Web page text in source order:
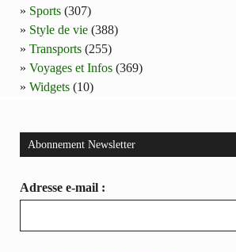
Sports (307)
Style de vie (388)
Transports (255)
Voyages et Infos (369)
Widgets (10)
Abonnement Newsletter
Adresse e-mail :